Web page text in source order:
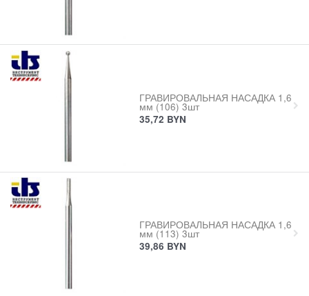
ГРАВИРОВАЛЬНАЯ НАСАДКА 1,6
мм (106) 3шт
35,72 BYN
ГРАВИРОВАЛЬНАЯ НАСАДКА 1,6
мм (113) 3шт
39,86 BYN